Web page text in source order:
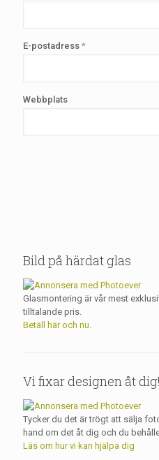
E-postadress *
Webbplats
Bild på härdat glas
Glasmontering är vår mest
tilltalande pris.
Betäll här och nu.
Vi fixar designen åt dig!
Tycker du det är trögt att sälja
hand om det åt dig och du
Läs om hur vi kan hjälpa dig